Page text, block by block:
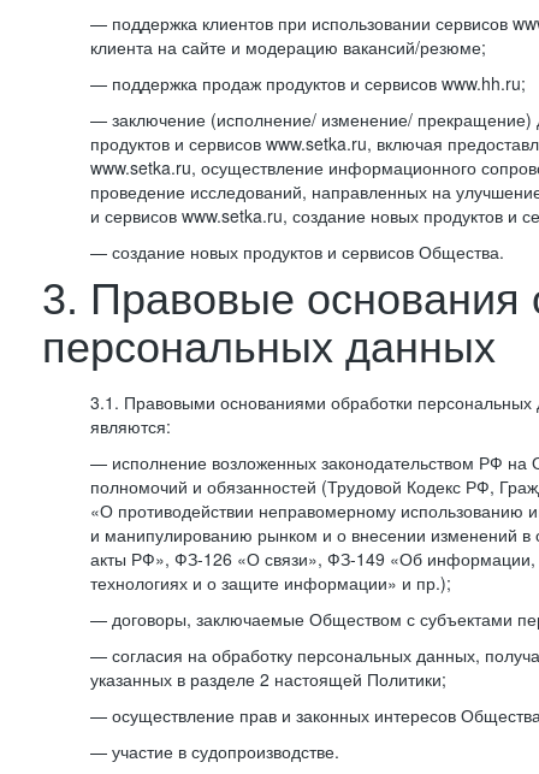
— поддержка клиентов при использовании сервисов
клиента на сайте и модерацию вакансий/резюме;
— поддержка продаж продуктов и сервисов www.hh.ru;
— заключение (исполнение/ изменение/ прекращение)
продуктов и сервисов www.setka.ru, включая
www.setka.ru, осуществление информационного
проведение исследований, направленных на
и сервисов www.setka.ru, создание новых продуктов и
— создание новых продуктов и сервисов Общества.
3. Правовые основания
персональных данных
3.1. Правовыми основаниями обработки
являются:
— исполнение возложенных законодательством РФ на
полномочий и обязанностей (Трудовой Кодекс РФ,
«О противодействии неправомерному использованию
и манипулированию рынком и о внесении изменений в
акты РФ», ФЗ-126 «О связи», ФЗ-149 «Об
технологиях и о защите информации» и пр.);
— договоры, заключаемые Обществом с субъектами
— согласия на обработку персональных данных,
указанных в разделе 2 настоящей Политики;
— осуществление прав и законных интересов
— участие в судопроизводстве.